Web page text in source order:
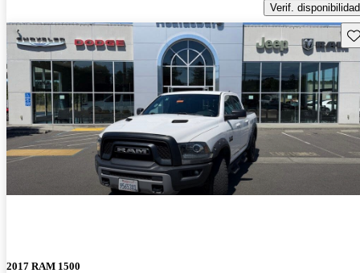
Verif. disponibilidad
2017 RAM 1500